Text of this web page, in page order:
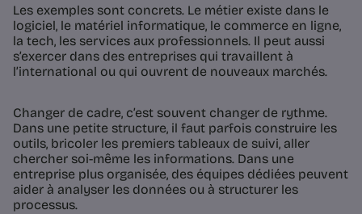
Les exemples sont concrets. Le métier existe dans le
logiciel, le matériel informatique, le commerce en ligne,
la tech, les services aux professionnels. Il peut aussi
s’exercer dans des entreprises qui travaillent à
l’international ou qui ouvrent de nouveaux marchés.
Changer de cadre, c’est souvent changer de rythme.
Dans une petite structure, il faut parfois construire les
outils, bricoler les premiers tableaux de suivi, aller
chercher soi-même les informations. Dans une
entreprise plus organisée, des équipes dédiées peuvent
aider à analyser les données ou à structurer les
processus.